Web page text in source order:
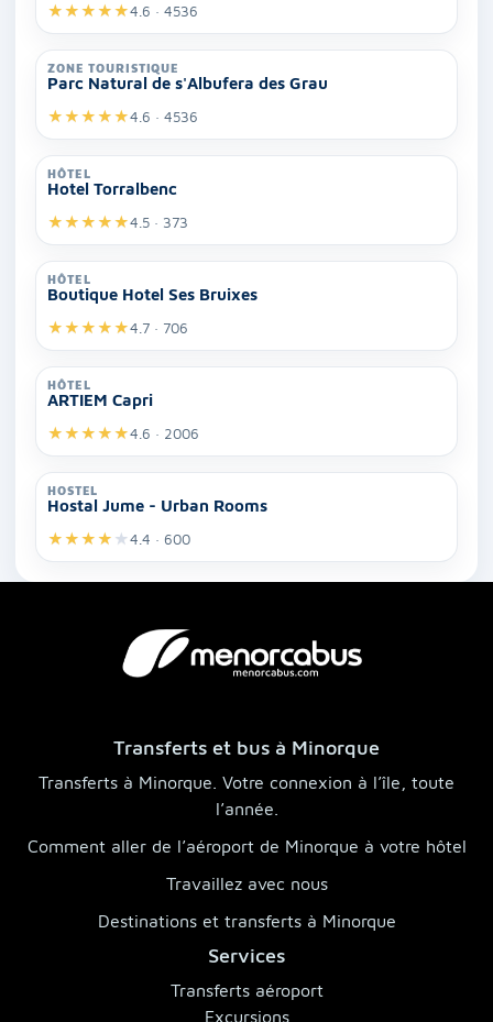
★★★★★4.6 · 4536
ZONE TOURISTIQUE
Parc Natural de s'Albufera des Grau
★★★★★4.6 · 4536
HÔTEL
Hotel Torralbenc
★★★★★4.5 · 373
HÔTEL
Boutique Hotel Ses Bruixes
★★★★★4.7 · 706
HÔTEL
ARTIEM Capri
★★★★★4.6 · 2006
HOSTEL
Hostal Jume - Urban Rooms
★★★★ ★4.4 · 600
Transferts et bus à Minorque
Transferts à Minorque. Votre connexion à l’île, toute
l’année.
Comment aller de l’aéroport de Minorque à votre hôtel
Travaillez avec nous
Destinations et transferts à Minorque
Services
Transferts aéroport
Excursions